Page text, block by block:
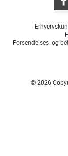
Forsendelses- og
© 2026